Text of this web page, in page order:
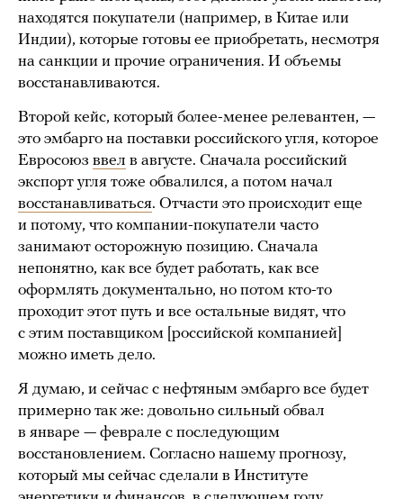
находятся покупатели (например, в Китае или
Индии), которые готовы ее приобретать, несмотря
на санкции и прочие ограничения. И объемы
восстанавливаются.
Второй кейс, который более-менее релевантен, —
это эмбарго на поставки российского угля, которое
Евросоюз ввел в августе. Сначала российский
экспорт угля тоже обвалился, а потом начал
восстанавливаться. Отчасти это происходит еще
и потому, что компании-покупатели часто
занимают осторожную позицию. Сначала
непонятно, как все будет работать, как все
оформлять документально, но потом кто-то
проходит этот путь и все остальные видят, что
с этим поставщиком [российской компанией]
можно иметь дело.
Я думаю, и сейчас с нефтяным эмбарго все будет
примерно так же: довольно сильный обвал
в январе — феврале с последующим
восстановлением. Согласно нашему прогнозу,
который мы сейчас сделали в Институте